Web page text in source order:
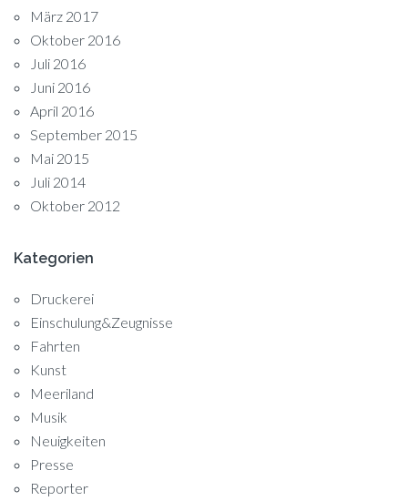
März 2017
Oktober 2016
Juli 2016
Juni 2016
April 2016
September 2015
Mai 2015
Juli 2014
Oktober 2012
Kategorien
Druckerei
Einschulung&Zeugnisse
Fahrten
Kunst
Meeriland
Musik
Neuigkeiten
Presse
Reporter